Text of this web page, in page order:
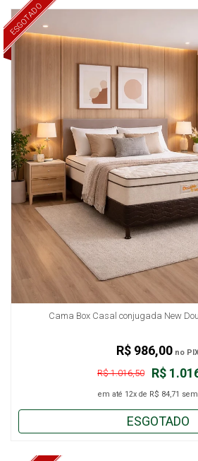
ESGOTADO
Cama Box Casal conjugada New
R$
R$ 1.016,50
em até 12x de R$ 84,71
R$ 986,00 no
ESGOTADO